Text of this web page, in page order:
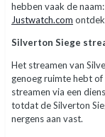
hebben vaak de naam:
Justwatch.com
Silverton Siege
Het streamen van
genoeg ruimte hebt
streamen via een
totdat de Silverton
nergens aan vast.